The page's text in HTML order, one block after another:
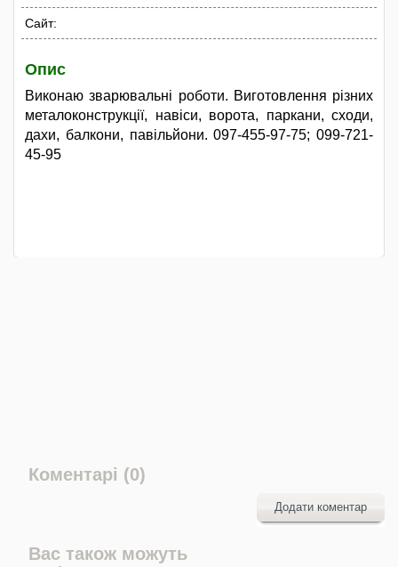
Сайт:
Опис
Виконаю зварювальні роботи. Виготовлення різних
металоконструкції, навіси, ворота, паркани, сходи,
дахи, балкони, павільйони. 097-455-97-75; 099-721-
45-95
Коментарі (0)
Додати коментар
Вас також можуть